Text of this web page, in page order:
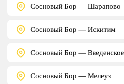
Сосновый Бор — Шарапово
Сосновый Бор — Искитим
Сосновый Бор — Введенское
Сосновый Бор — Мелеуз